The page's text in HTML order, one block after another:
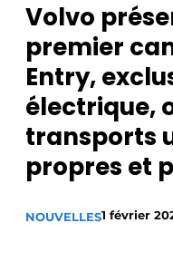
Podcasts
Privacy /
S’inscrire à
S’inscrire
Termes et
Video’s
Volvo
premier
Entry,
électrique,
transports
propres et
NOUVELLES1 février